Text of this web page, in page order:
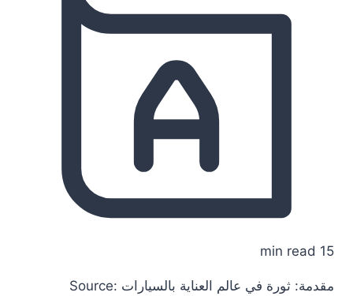
15 min read
مقدمة: ثورة في عالم العناية بالسيارات Source: